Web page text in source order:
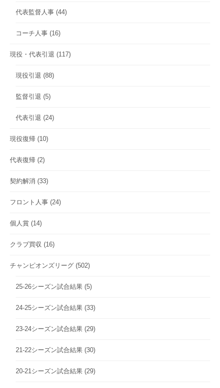
代表監督人事 (44)
コーチ人事 (16)
現役・代表引退 (117)
現役引退 (88)
監督引退 (5)
代表引退 (24)
現役復帰 (10)
代表復帰 (2)
契約解消 (33)
フロント人事 (24)
個人賞 (14)
クラブ買収 (16)
チャンピオンズリーグ (502)
25-26シーズン試合結果 (5)
24-25シーズン試合結果 (33)
23-24シーズン試合結果 (29)
21-22シーズン試合結果 (30)
20-21シーズン試合結果 (29)